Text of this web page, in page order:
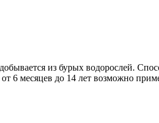
из бурых водорослей.
6 месяцев до 14 лет возможно